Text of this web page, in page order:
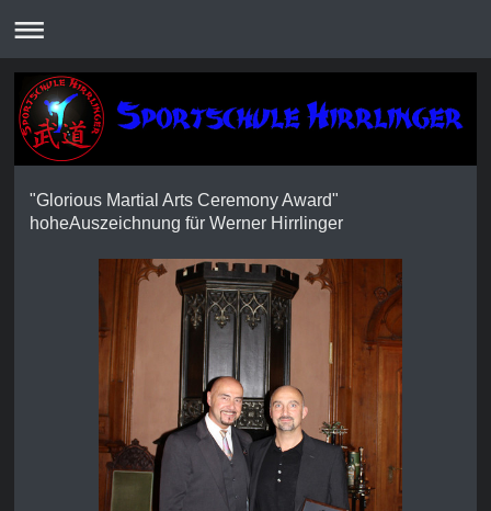
"Glorious Martial Arts Ceremony Award"
hoheAuszeichnung für Werner Hirrlinger